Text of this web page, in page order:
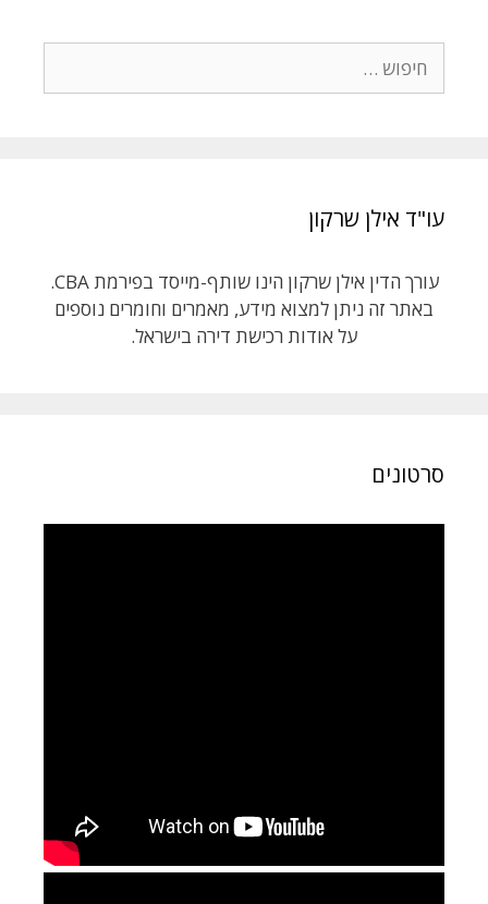
עו"ד אילן שרקון
עורך הדין אילן שרקון הינו שותף-מייסד בפירמת CBA.
באתר זה ניתן למצוא מידע, מאמרים וחומרים נוספים
על אודות רכישת דירה בישראל.
סרטונים